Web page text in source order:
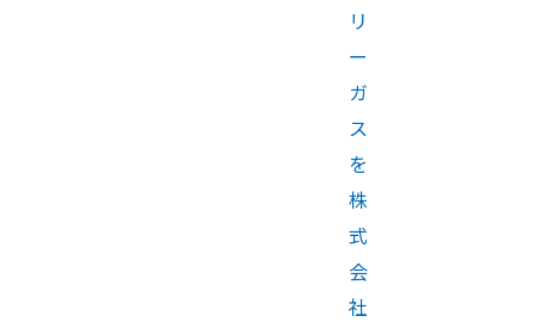
リ
ー
ガ
ス
を
株
式
会
社